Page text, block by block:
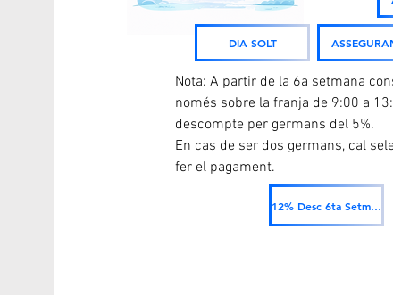
DIA SOLT
12% Desc 6ta Setmana
Nota: A partir de la 6a setmana
només sobre la franja de 9:00 a
descompte per germans del 5%.
En cas de ser dos germans, cal
fer el pagament.